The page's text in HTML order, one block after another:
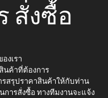
สั่งซื้อ
งเรา
นค้าที่ต้องการ
รสรุปราคาสินค้าให้กับท่าน
การสั่งซื้อ ทางทีมงานจะแจ้ง